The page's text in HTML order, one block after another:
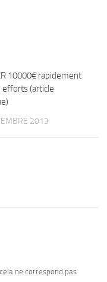
10000€ rapidement
efforts (article
2013
ne correspond pas